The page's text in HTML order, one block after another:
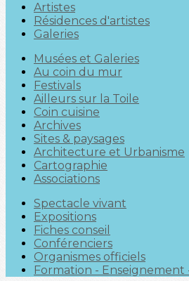
Artistes
Résidences d'artistes
Galeries
Musées et Galeries
Au coin du mur
Festivals
Ailleurs sur la Toile
Coin cuisine
Archives
Sites & paysages
Architecture et Urbanisme
Cartographie
Associations
Spectacle vivant
Expositions
Fiches conseil
Conférenciers
Organismes officiels
Formation - Enseignement